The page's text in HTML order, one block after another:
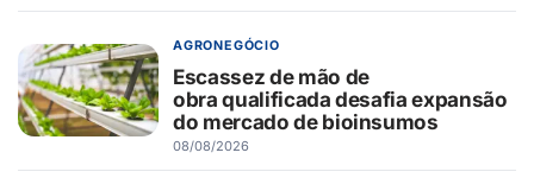
AGRONEGÓCIO
Escassez de mão de
obra qualificada desafia expansão
do mercado de bioinsumos
08/08/2026